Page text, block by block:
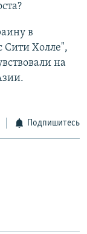
в
Сити Холле",
на
Подпишитесь